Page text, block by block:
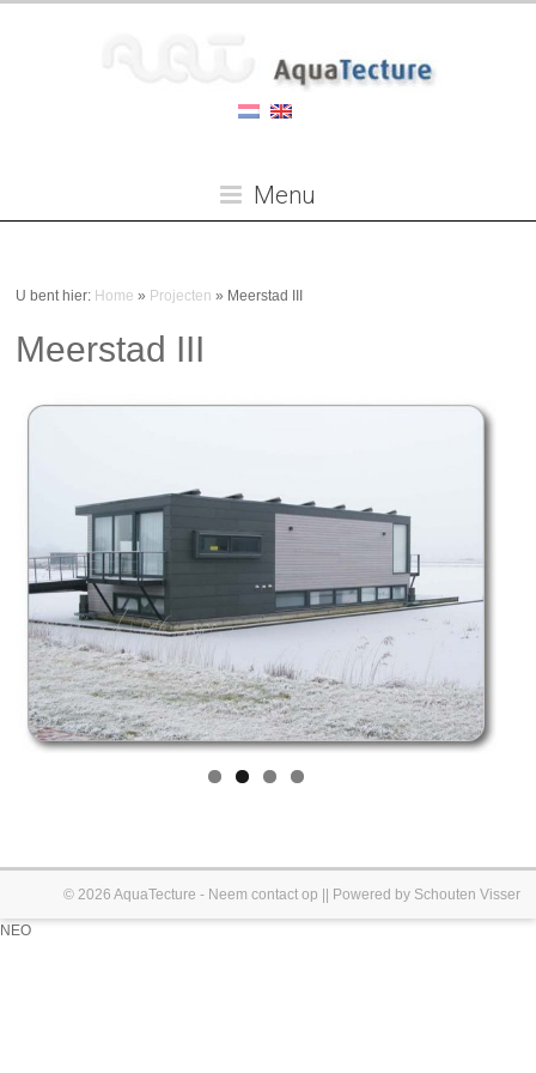
Menu
U bent hier: Home » Projecten » Meerstad III
Meerstad III
© 2026 AquaTecture - Neem contact op || Powered by Schouten Visser
NEO